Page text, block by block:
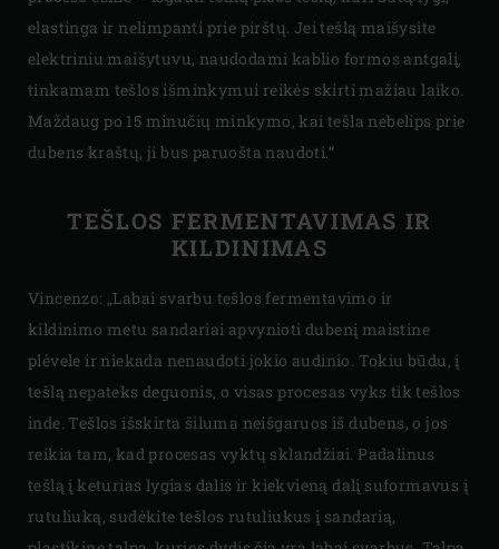
elastinga ir nelimpanti prie pirštų. Jei tešlą maišysite
elektriniu maišytuvu, naudodami kablio formos antgalį,
tinkamam tešlos išminkymui reikės skirti mažiau laiko.
Maždaug po 15 minučių minkymo, kai tešla nebelips prie
dubens kraštų, ji bus paruošta naudoti.“
TEŠLOS FERMENTAVIMAS IR
KILDINIMAS
Vincenzo: „Labai svarbu tešlos fermentavimo ir
kildinimo metu sandariai apvynioti dubenį maistine
plėvele ir niekada nenaudoti jokio audinio. Tokiu būdu, į
tešlą nepateks deguonis, o visas procesas vyks tik tešlos
inde. Tešlos išskirta šiluma neišgaruos iš dubens, o jos
reikia tam, kad procesas vyktų sklandžiai. Padalinus
tešlą į keturias lygias dalis ir kiekvieną dalį suformavus į
rutuliuką, sudėkite tešlos rutuliukus į sandarią,